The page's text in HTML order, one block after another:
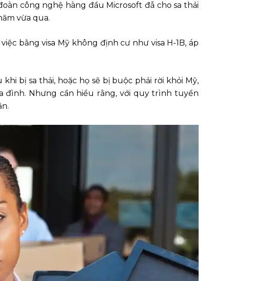
công nghệ hàng đầu Microsoft đẫ cho sa thải
vừa qua.
bằng visa Mỹ không định cư như visa H-1B, áp
bị sa thải, hoặc họ sẽ bị buộc phải rời khỏi Mỹ,
đình. Nhưng cần hiểu rằng, với quy trình tuyển